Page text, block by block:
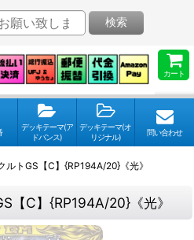
カート
検索
デッキテーマ(ア
ドバンス)
デッキテーマ(オ
リジナル)
問い合わせ
ルトGS【C】{RP194A/20}《光》
【C】{RP194A/20}《光》